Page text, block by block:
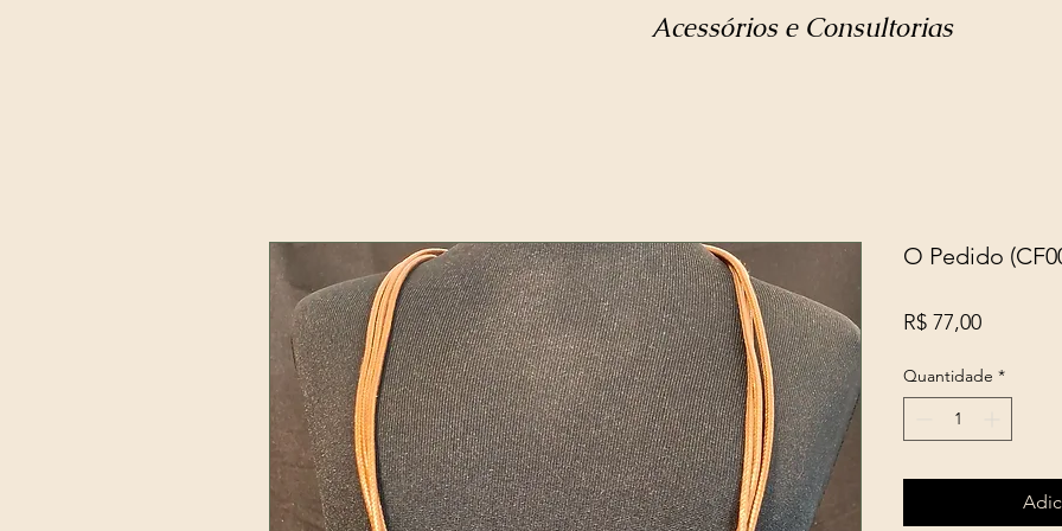
Acessórios e Consultorias
O Pedido
R$ 77,00Preço
Quantidade *